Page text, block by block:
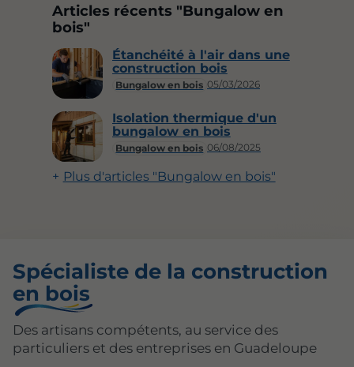
Articles récents "Bungalow en
bois"
Bungalow en bois 05/03/2026
Étanchéité à l'air dans une
construction bois
Bungalow en bois 06/08/2025
Isolation thermique d'un
bungalow en bois
Plus d'articles "Bungalow en bois"
Spécialiste de la construction
en bois
Des artisans compétents, au service des
particuliers et des entreprises en Guadeloupe